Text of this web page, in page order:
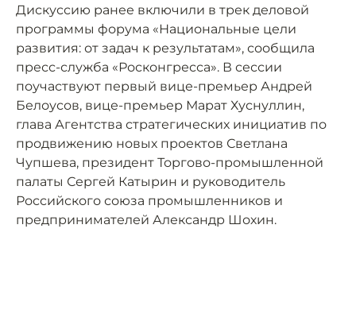
Дискуссию ранее включили в трек деловой
программы форума «Национальные цели
развития: от задач к результатам», сообщила
пресс-служба «Росконгресса». В сессии
поучаствуют первый вице-премьер Андрей
Белоусов, вице-премьер Марат Хуснуллин,
глава Агентства стратегических инициатив по
продвижению новых проектов Светлана
Чупшева, президент Торгово-промышленной
палаты Сергей Катырин и руководитель
Российского союза промышленников и
предпринимателей Александр Шохин.